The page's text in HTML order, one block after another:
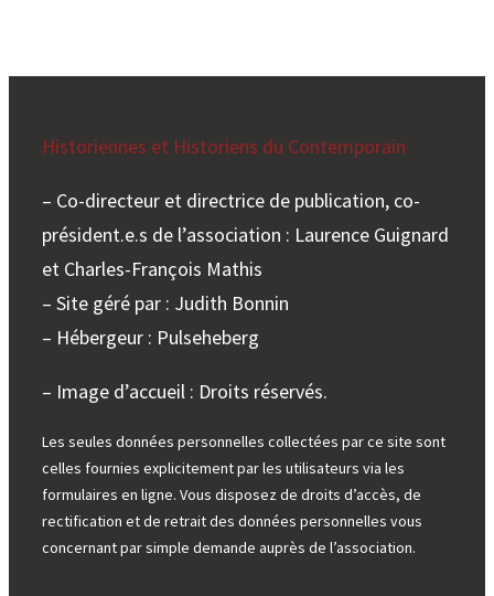
Historiennes et Historiens du Contemporain
– Co-directeur et directrice de publication, co-
président.e.s de l’association : Laurence Guignard
et Charles-François Mathis
– Site géré par : Judith Bonnin
– Hébergeur : Pulseheberg
– Image d’accueil : Droits réservés.
Les seules données personnelles collectées par ce site sont
celles fournies explicitement par les utilisateurs via les
formulaires en ligne. Vous disposez de droits d’accès, de
rectification et de retrait des données personnelles vous
concernant par simple demande auprès de l’association.